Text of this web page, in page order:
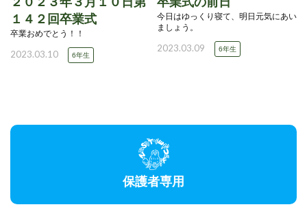
１４２回卒業式
卒業おめでとう！！
2023.03.10 6年生
今日はゆっくり寝て、明日元気にあい
ましょう。
2023.03.09 6年生
保護者専用